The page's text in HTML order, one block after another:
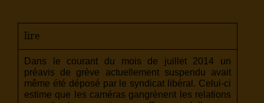
lire
Dans le courant du mois de juillet 2014 un
préavis de grève actuellement suspendu avait
même été déposé par le syndicat libéral. Celui-ci
estime que les caméras gangrènent les relations